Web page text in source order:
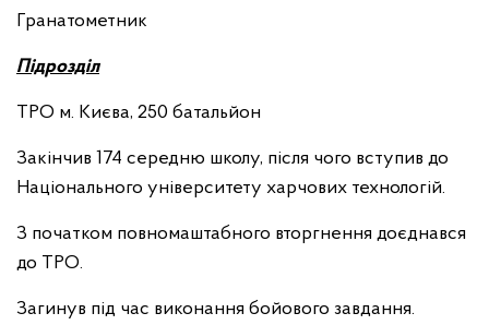
Гранатометник
Підрозділ
ТРО м. Києва, 250 батальйон
Закінчив 174 середню школу, після чого вступив до
Національного університету харчових технологій.
З початком повномаштабного вторгнення доєднався
до ТРО.
Загинув під час виконання бойового завдання.